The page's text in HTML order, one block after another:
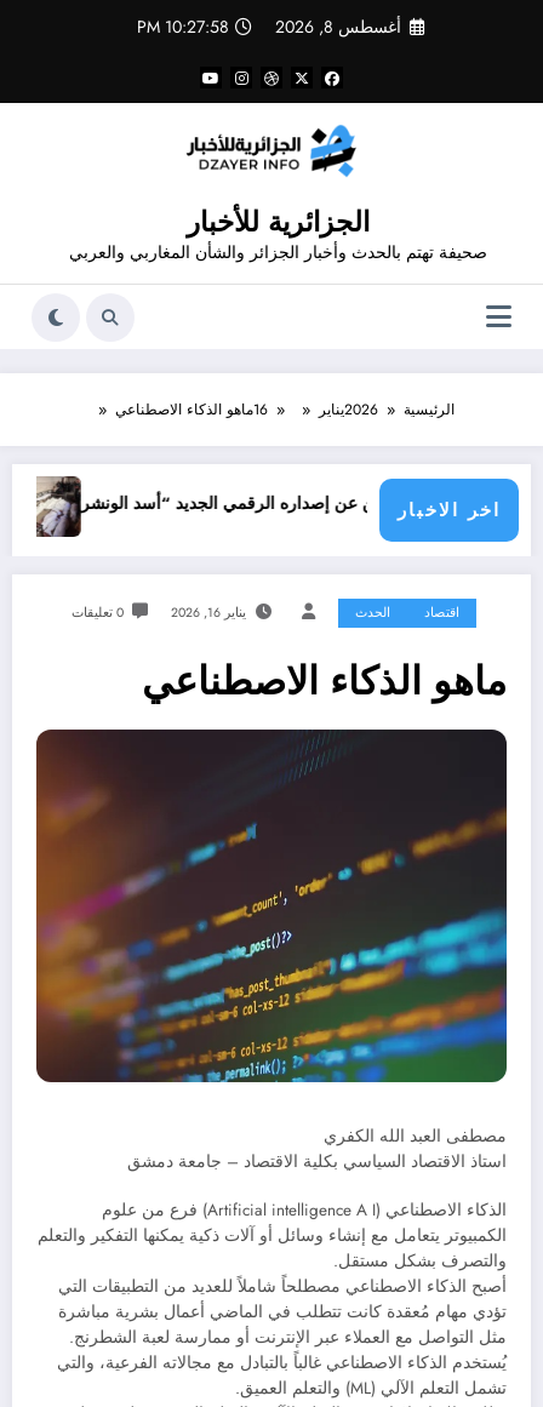
أغسطس 8, 2026 10:27:58 PM
الجزائرية للأخبار
صحيفة تهتم بالحدث وأخبار الجزائر والشأن المغاربي والعربي
الرئيسية 2026يناير 16ماهو الذكاء الاصطناعي
اخر الاخبار
شاهد يعلن عن إصداره الرقمي الجديد “أسد الونشريس” تخليدا لنضال الشهيد
جرائم الاحتلال
اقتصاد الحدث يناير 16, 2026 0 تعليقات
ماهو الذكاء الاصطناعي
مصطفى العبد الله الكفري
استاذ الاقتصاد السياسي بكلية الاقتصاد – جامعة دمشق
الذكاء الاصطناعي (Artificial intelligence A I) فرع من علوم
الكمبيوتر يتعامل مع إنشاء وسائل أو آلات ذكية يمكنها التفكير والتعلم
والتصرف بشكل مستقل.
أصبح الذكاء الاصطناعي مصطلحاً شاملاً للعديد من التطبيقات التي
تؤدي مهام مُعقدة كانت تتطلب في الماضي أعمال بشرية مباشرة
مثل التواصل مع العملاء عبر الإنترنت أو ممارسة لعبة الشطرنج.
يُستخدم الذكاء الاصطناعي غالباً بالتبادل مع مجالاته الفرعية، والتي
تشمل التعلم الآلي (ML) والتعلم العميق.